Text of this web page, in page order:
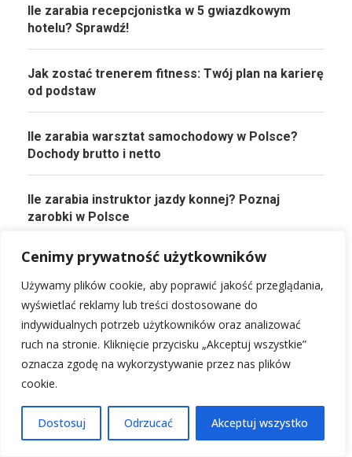
Cenimy prywatność użytkowników
Używamy plików cookie, aby poprawić jakość przeglądania,
wyświetlać reklamy lub treści dostosowane do
indywidualnych potrzeb użytkowników oraz analizować
ruch na stronie. Kliknięcie przycisku „Akceptuj wszystkie”
oznacza zgodę na wykorzystywanie przez nas plików
cookie.
Dostosuj Odrzucać Akceptuj wszystko
Ile zarabia recepcjonistka w 5 gwiazdkowym
hotelu? Sprawdź!
Jak zostać trenerem fitness: Twój plan na karierę
od podstaw
Ile zarabia warsztat samochodowy w Polsce?
Dochody brutto i netto
Ile zarabia instruktor jazdy konnej? Poznaj
zarobki w Polsce
Jak zostać franczyzobiorcą: Przewodnik po
sukcesie
PRZECZYTAJ KONIECZNIE!
Ile zarabia operator żurawia w Polsce? Sprawdź
średnie stawki!